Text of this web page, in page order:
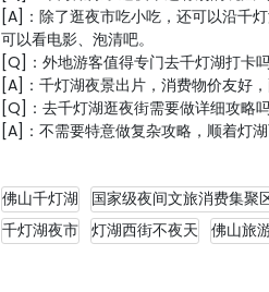
[A]：除了逛夜市吃小吃，还可以沿千
可以看电影、泡清吧。
[Q]：外地游客值得专门去千灯湖打卡
[A]：千灯湖夜景出片，消费物价友好
[Q]：去千灯湖逛夜街需要做详细攻略
[A]：不需要特意做复杂攻略，顺着灯
佛山千灯湖 国家级夜间文旅消费集聚
千灯湖夜市 灯湖西街不夜天 佛山旅